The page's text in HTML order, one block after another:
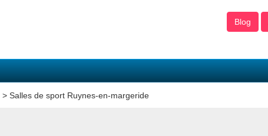
Blog
> Salles de sport Ruynes-en-margeride